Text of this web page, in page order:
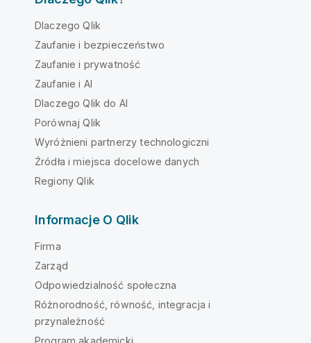
Dlaczego Qlik
Zaufanie i bezpieczeństwo
Zaufanie i prywatność
Zaufanie i AI
Dlaczego Qlik do AI
Porównaj Qlik
Wyróżnieni partnerzy technologiczni
Źródła i miejsca docelowe danych
Regiony Qlik
Informacje O Qlik
Firma
Zarząd
Odpowiedzialność społeczna
Różnorodność, równość, integracja i
przynależność
Program akademicki